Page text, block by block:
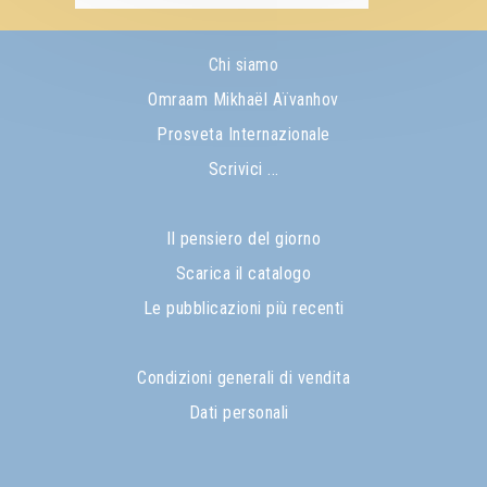
Chi siamo
Omraam Mikhaël Aïvanhov
Prosveta Internazionale
Scrivici ...
Il pensiero del giorno
Scarica il catalogo
Le pubblicazioni più recenti
Condizioni generali di vendita
Dati personali